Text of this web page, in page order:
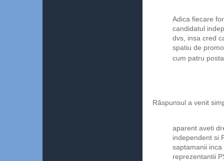
Adica fiecare
candidatul
dvs, insa cred
spatiu de
cum patru
Răspunsul a venit
aparent aveti
independent si
saptamanii
reprezentantii